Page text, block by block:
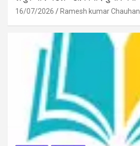
16/07/2026 Ramesh kumar Chauhan